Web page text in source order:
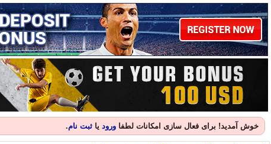
خوش آمدید! برای فعال سازی امکانات لطفا ورود یا ثبت نام.